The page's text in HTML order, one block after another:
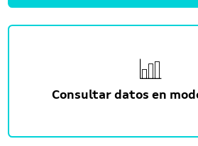
Consultar datos en